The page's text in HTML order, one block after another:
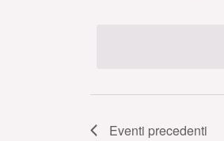
Eventi precedenti